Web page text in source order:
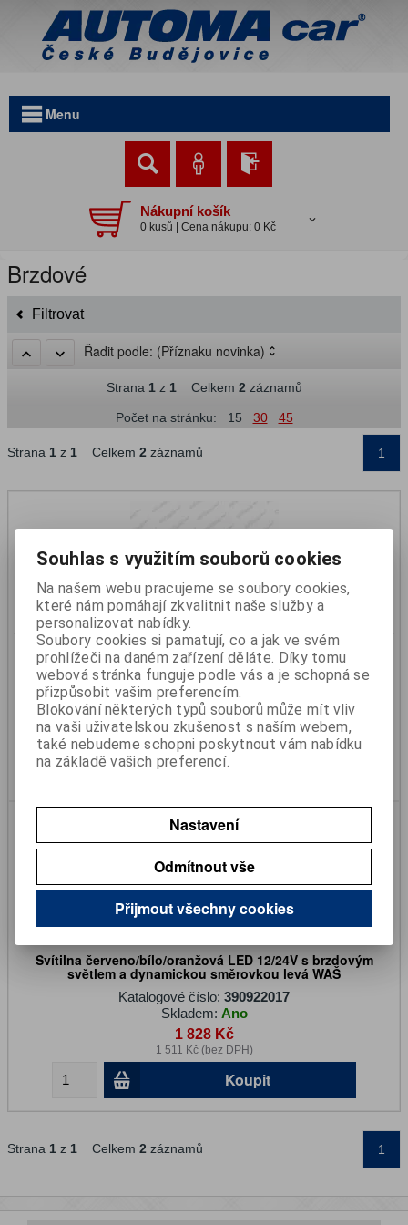
Menu
Nákupní košík
0 kusů | Cena nákupu: 0 Kč
Brzdové
Filtrovat
Řadit podle: (Příznaku novinka)
Strana 1z 1Celkem 2 záznamů
Počet na stránku: 15 30 45
Strana 1 z 1 Celkem 2 záznamů 1
Svítilna červeno/bílo/oranžová LED 12/24V s brzdovým
světlem a dynamickou směrovkou pravá WAŠ
Katalogové číslo:390922016
Skladem:Ano
1 828 Kč
1 511 Kč (bez DPH)
Koupit
Svítilna červeno/bílo/oranžová LED 12/24V s brzdovým
světlem a dynamickou směrovkou levá WAŠ
Katalogové číslo: 390922017
Skladem: Ano
1 828 Kč
1 511 Kč (bez DPH)
Koupit
Strana 1 z 1 Celkem 2 záznamů 1
Souhlas s využitím souborů cookies
Na našem webu pracujeme se soubory cookies,
které nám pomáhají zkvalitnit naše služby a
personalizovat nabídky.
Soubory cookies si pamatují, co a jak ve svém
prohlížeči na daném zařízení děláte. Díky tomu
webová stránka funguje podle vás a je schopná se
přizpůsobit vašim preferencím.
Blokování některých typů souborů může mít vliv
na vaši uživatelskou zkušenost s naším webem,
také nebudeme schopni poskytnout vám nabídku
na základě vašich preferencí.
Nastavení
Odmítnout vše
Přijmout všechny cookies